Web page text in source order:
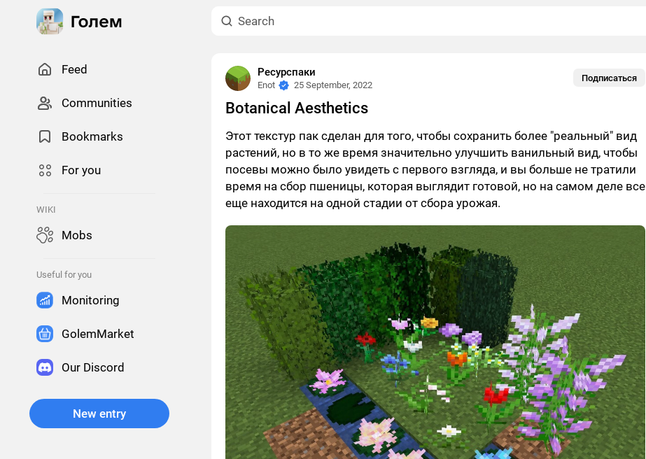
Feed
Сommunities
Bookmarks
For you
WIKI
Mobs
Useful for you
Monitoring
GolemMarket
Our Discord
New entry
Ресурспаки
Enot 25 September, 2022
Подписаться
Botanical Aesthetics
Этот текстур пак сделан для того, чтобы сохранить более "реальный" вид
растений, но в то же время значительно улучшить ванильный вид, чтобы
посевы можно было увидеть с первого взгляда, и вы больше не тратили
время на сбор пшеницы, которая выглядит готовой, но на самом деле все
еще находится на одной стадии от сбора урожая.